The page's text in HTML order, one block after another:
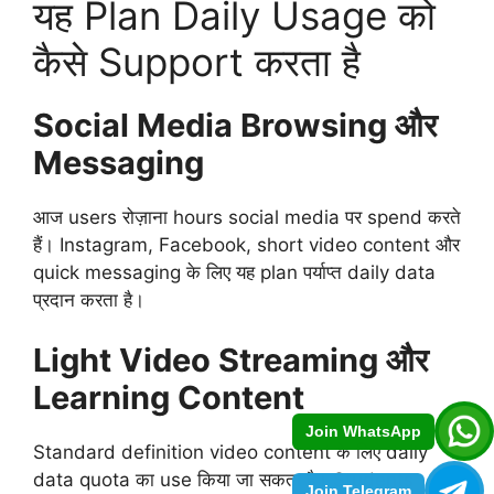
Join WhatsApp
Join Telegram
यह Plan Daily Usage को
कैसे Support करता है
Social Media Browsing और
Messaging
आज users रोज़ाना hours social media पर spend करते
हैं। Instagram, Facebook, short video content और
quick messaging के लिए यह plan पर्याप्त daily data
प्रदान करता है।
Light Video Streaming और
Learning Content
Standard definition video content के लिए daily
data quota का use किया जा सकता है। Students